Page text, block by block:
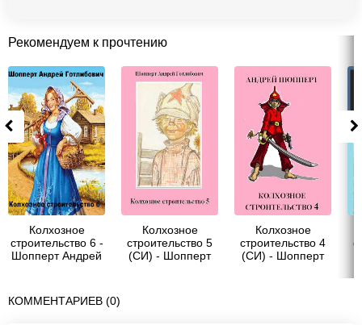
Рекомендуем к прочтению
Колхозное
строительство 6 -
Шопперт Андрей
Колхозное
строительство 5
(СИ) - Шопперт
Колхозное
строительство 4
(СИ) - Шопперт
КОММЕНТАРИЕВ (0)